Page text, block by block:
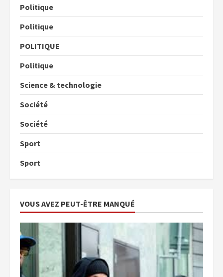
Politique
Politique
POLITIQUE
Politique
Science & technologie
Société
Société
Sport
Sport
VOUS AVEZ PEUT-ÊTRE MANQUÉ